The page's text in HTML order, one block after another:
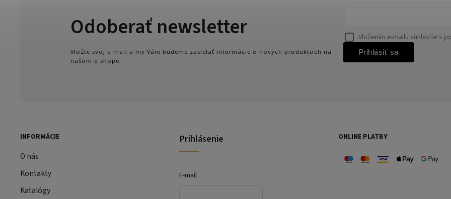
INFORMÁCIE
O nás
Kontakty
Katalógy
Odoberať newsletter
Vložte svoj e-mail a my Vám budeme zasielať informácie o nových produktoch na
našom e-shope.
Vložením e-mailu súhlasíte s
Prihlásiť sa
Prihlásenie
E-mail
ONLINE PLATBY